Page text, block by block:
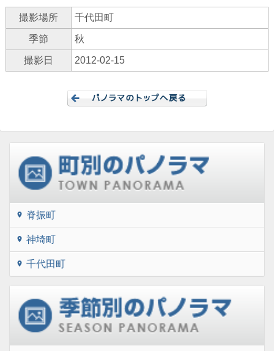
撮影場所 千代田町
季節 秋
撮影日 2012-02-15
location_on 脊振町
location_on 神埼町
location_on 千代田町